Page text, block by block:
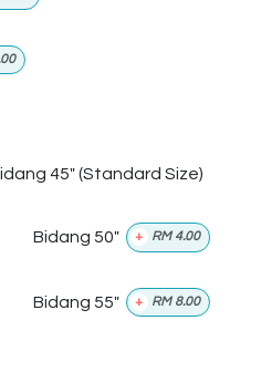
45" (Standard Size)
Bidang 50" + RM 4.00
Bidang 55" + RM 8.00